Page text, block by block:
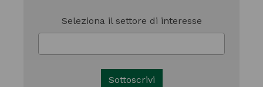
Seleziona il settore di interesse
Sottoscrivi